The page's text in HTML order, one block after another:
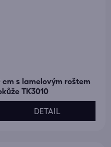
s lamelovým roštem
TK3010
DETAIL